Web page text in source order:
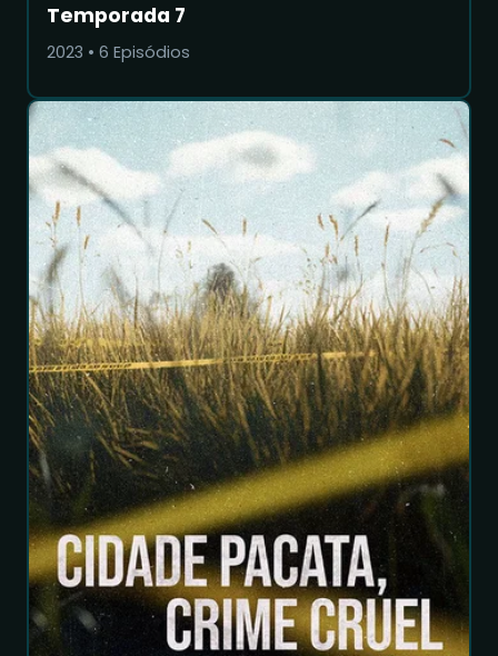
Temporada 7
2023 • 6 Episódios